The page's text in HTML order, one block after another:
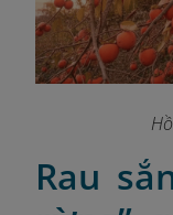
Rau